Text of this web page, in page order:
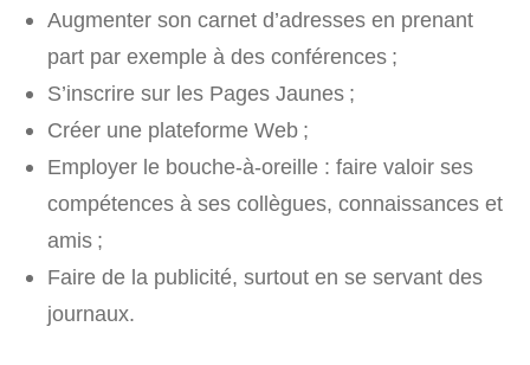
Augmenter son carnet d’adresses en prenant
part par exemple à des conférences ;
S’inscrire sur les Pages Jaunes ;
Créer une plateforme Web ;
Employer le bouche-à-oreille : faire valoir ses
compétences à ses collègues, connaissances et
amis ;
Faire de la publicité, surtout en se servant des
journaux.